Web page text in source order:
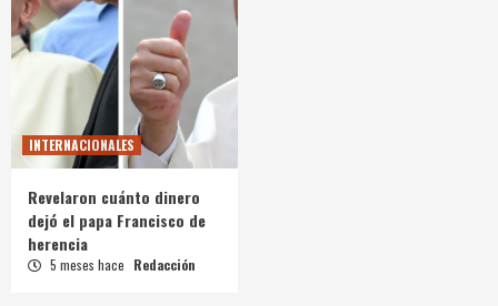
INTERNACIONALES
Revelaron cuánto dinero
dejó el papa Francisco de
herencia
5 meses hace Redacción